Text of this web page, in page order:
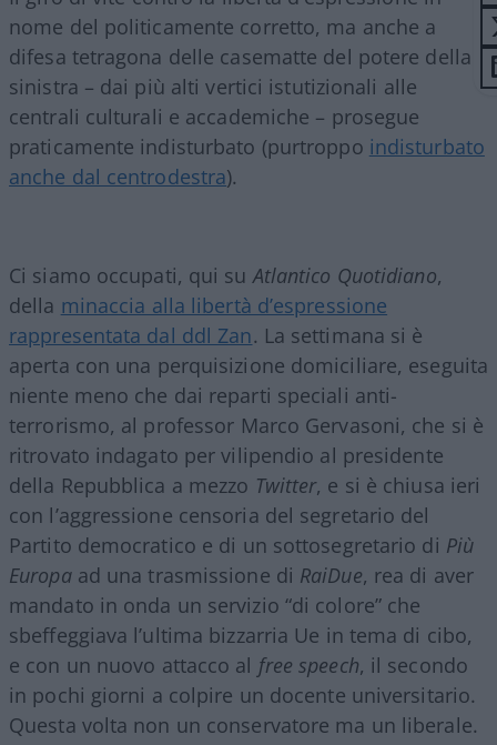
nome del politicamente corretto, ma anche a
difesa tetragona delle casematte del potere della
sinistra – dai più alti vertici istutizionali alle
centrali culturali e accademiche – prosegue
praticamente indisturbato (purtroppo indisturbato
anche dal centrodestra).
Ci siamo occupati, qui su Atlantico Quotidiano,
della minaccia alla libertà d’espressione
rappresentata dal ddl Zan. La settimana si è
aperta con una perquisizione domiciliare, eseguita
niente meno che dai reparti speciali anti-
terrorismo, al professor Marco Gervasoni, che si è
ritrovato indagato per vilipendio al presidente
della Repubblica a mezzo Twitter, e si è chiusa ieri
con l’aggressione censoria del segretario del
Partito democratico e di un sottosegretario di Più
Europaad una trasmissione di RaiDue, rea di aver
mandato in onda un servizio “di colore” che
sbeffeggiava l’ultima bizzarria Ue in tema di cibo,
e con un nuovo attacco al free speech, il secondo
in pochi giorni a colpire un docente universitario.
Questa volta non un conservatore ma un liberale.